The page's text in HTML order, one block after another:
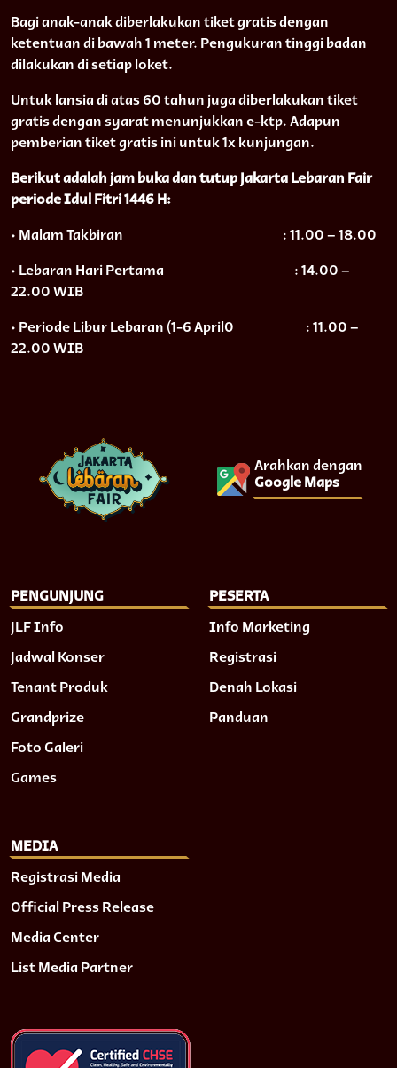
Bagi anak-anak diberlakukan tiket gratis dengan
ketentuan di bawah 1 meter. Pengukuran tinggi badan
dilakukan di setiap loket.
Untuk lansia di atas 60 tahun juga diberlakukan tiket
gratis dengan syarat menunjukkan e-ktp. Adapun
pemberian tiket gratis ini untuk 1x kunjungan.
Berikut adalah jam buka dan tutup Jakarta Lebaran Fair
periode Idul Fitri 1446 H:
• Malam Takbiran
: 11.00 – 18.00
• Lebaran Hari Pertama
: 14.00 –
22.00 WIB
• Periode Libur Lebaran (1-6 April0
: 11.00 –
22.00 WIB
Arahkan dengan
Google Maps
PENGUNJUNG
JLF Info
Jadwal Konser
Tenant Produk
Grandprize
Foto Galeri
Games
PESERTA
Info Marketing
Registrasi
Denah Lokasi
Panduan
MEDIA
Registrasi Media
Official Press Release
Media Center
List Media Partner